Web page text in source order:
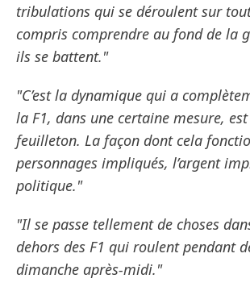
tribulations qui se déroulent sur
compris comprendre au fond de la
ils se battent."
"C’est la dynamique qui a
la F1, dans une certaine mesure,
feuilleton. La façon dont cela
personnages impliqués, l’argent
politique."
"Il se passe tellement de choses
dehors des F1 qui roulent pendant
dimanche après-midi."